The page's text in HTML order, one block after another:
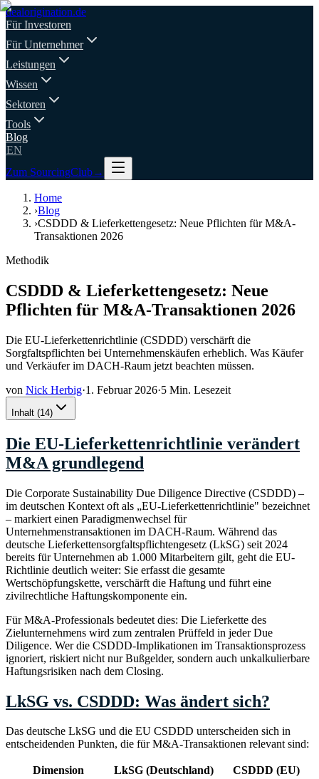
dealorigination.de
Für Investoren
Für Unternehmer
Leistungen
Wissen
Sektoren
Tools
Blog
EN
Zum SourcingClub→
Home
›Blog
›CSDDD & Lieferkettengesetz: Neue Pflichten für M&A-
Transaktionen 2026
Methodik
CSDDD & Lieferkettengesetz: Neue
Pflichten für M&A-Transaktionen 2026
Die EU-Lieferkettenrichtlinie (CSDDD) verschärft die
Sorgfaltspflichten bei Unternehmenskäufen erheblich. Was Käufer
und Verkäufer im DACH-Raum jetzt beachten müssen.
von Nick Herbig·1. Februar 2026·5 Min. Lesezeit
Inhalt (14)
Die EU-Lieferkettenrichtlinie verändert
M&A grundlegend
Die Corporate Sustainability Due Diligence Directive (CSDDD) –
im deutschen Kontext oft als „EU-Lieferkettenrichtlinie" bezeichnet
– markiert einen Paradigmenwechsel für
Unternehmenstransaktionen im DACH-Raum. Während das
deutsche Lieferkettensorgfaltspflichtengesetz (LkSG) seit 2024
bereits für Unternehmen ab 1.000 Mitarbeitern gilt, geht die EU-
Richtlinie deutlich weiter: Sie erfasst die gesamte
Wertschöpfungskette, verschärft die Haftung und führt eine
zivilrechtliche Haftungskomponente ein.
Für M&A-Professionals bedeutet dies: Die Lieferkette des
Zielunternehmens wird zum zentralen Prüffeld in jeder Due
Diligence. Wer die CSDDD-Implikationen im Transaktionsprozess
ignoriert, riskiert nicht nur Bußgelder, sondern auch unkalkulierbare
Haftungsrisiken nach dem Closing.
LkSG vs. CSDDD: Was ändert sich?
Das deutsche LkSG und die EU CSDDD unterscheiden sich in
entscheidenden Punkten, die für M&A-Transaktionen relevant sind:
Dimension LkSG (Deutschland) CSDDD (EU)